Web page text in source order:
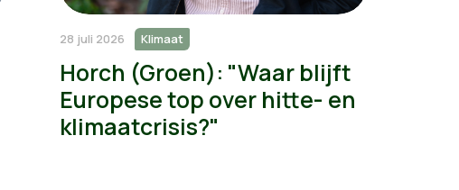
28 juli 2026 Klimaat
Horch (Groen): "Waar blijft
Europese top over hitte- en
klimaatcrisis?"